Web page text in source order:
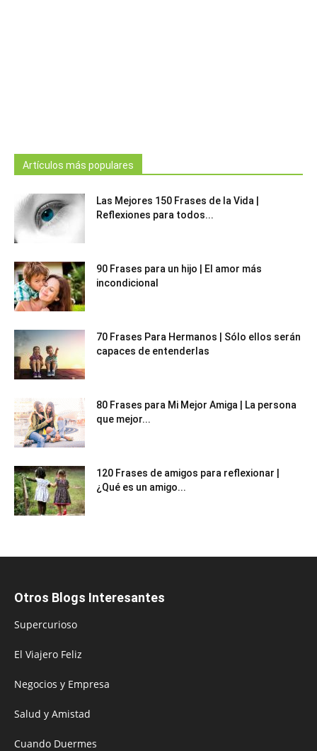
Artículos más populares
Las Mejores 150 Frases de la Vida |
Reflexiones para todos...
90 Frases para un hijo | El amor más
incondicional
70 Frases Para Hermanos | Sólo ellos serán
capaces de entenderlas
80 Frases para Mi Mejor Amiga | La persona
que mejor...
120 Frases de amigos para reflexionar |
¿Qué es un amigo...
Otros Blogs Interesantes
Supercurioso
El Viajero Feliz
Negocios y Empresa
Salud y Amistad
Cuando Duermes